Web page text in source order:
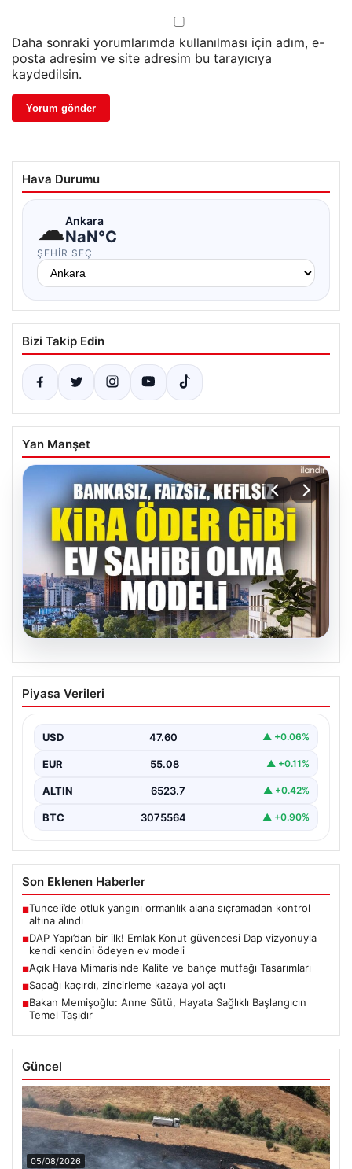
Daha sonraki yorumlarımda kullanılması için adım, e-
posta adresim ve site adresim bu tarayıcıya
kaydedilsin.
Hava Durumu
☁Ankara
NaN°C
ŞEHIR SEÇ
Bizi Takip Edin
Yan Manşet
DAP Yapı’dan bir ilk! Emlak Konut
güvencesi Dap vizyonuyla kendi
Piyasa Verileri
USD 47.60 ▲ +0.06%
EUR 55.08 ▲ +0.11%
ALTIN 6523.7 ▲ +0.42%
BTC 3075564 ▲ +0.90%
Son Eklenen Haberler
■Tunceli’de otluk yangını ormanlık alana sıçramadan kontrol
altına alındı
■DAP Yapı’dan bir ilk! Emlak Konut güvencesi Dap vizyonuyla
kendi kendini ödeyen ev modeli
■Açık Hava Mimarisinde Kalite ve bahçe mutfağı Tasarımları
■Sapağı kaçırdı, zincirleme kazaya yol açtı
■Bakan Memişoğlu: Anne Sütü, Hayata Sağlıklı Başlangıcın
Temel Taşıdır
Güncel
05/08/2026